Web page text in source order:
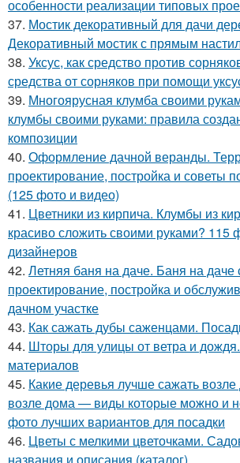
особенности реализации типовых
37. Мостик декоративный для дачи
Декоративный мостик с прямым
38. Уксус, как средство против
средства от сорняков при помощи
39. Многоярусная клумба своими
клумбы своими руками: правила
композиции
40. Оформление дачной веранды.
проектирование, постройка и советы
(125 фото и видео)
41. Цветники из кирпича. Клумбы из
красиво сложить своими руками? 115
дизайнеров
42. Летняя баня на даче. Баня на
проектирование, постройка и
дачном участке
43. Как сажать дубы саженцами.
44. Шторы для улицы от ветра и
материалов
45. Какие деревья лучше сажать
возле дома — виды которые можно и
фото лучших вариантов для посадки
46. Цветы с мелкими цветочками.
названия и описания (каталог)